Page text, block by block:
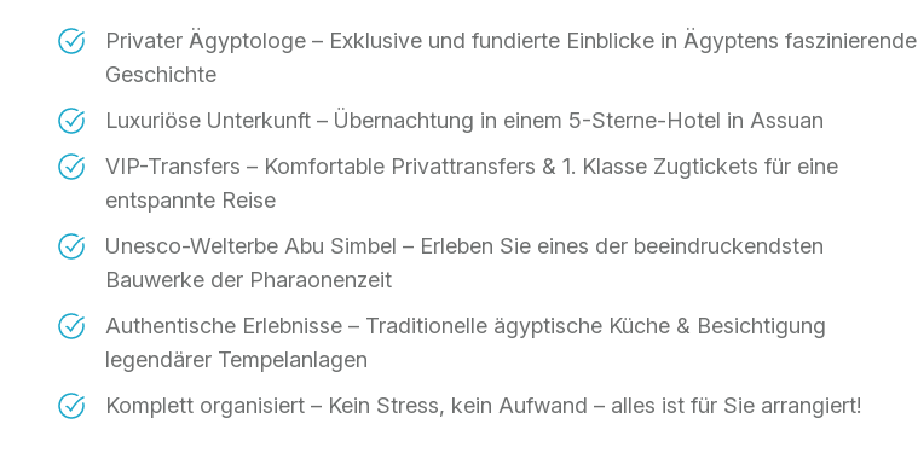
Privater Ägyptologe – Exklusive und fundierte Einblicke in Ägyptens faszinierende
Geschichte
Luxuriöse Unterkunft – Übernachtung in einem 5-Sterne-Hotel in Assuan
VIP-Transfers – Komfortable Privattransfers & 1. Klasse Zugtickets für eine
entspannte Reise
Unesco-Welterbe Abu Simbel – Erleben Sie eines der beeindruckendsten
Bauwerke der Pharaonenzeit
Authentische Erlebnisse – Traditionelle ägyptische Küche & Besichtigung
legendärer Tempelanlagen
Komplett organisiert – Kein Stress, kein Aufwand – alles ist für Sie arrangiert!